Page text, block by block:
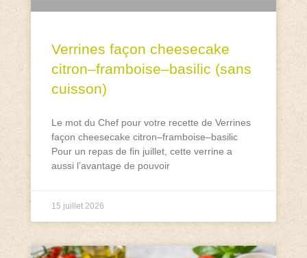
Verrines façon cheesecake
citron–framboise–basilic (sans
cuisson)
Le mot du Chef pour votre recette de Verrines
façon cheesecake citron–framboise–basilic
Pour un repas de fin juillet, cette verrine a
aussi l’avantage de pouvoir
15 juillet 2026